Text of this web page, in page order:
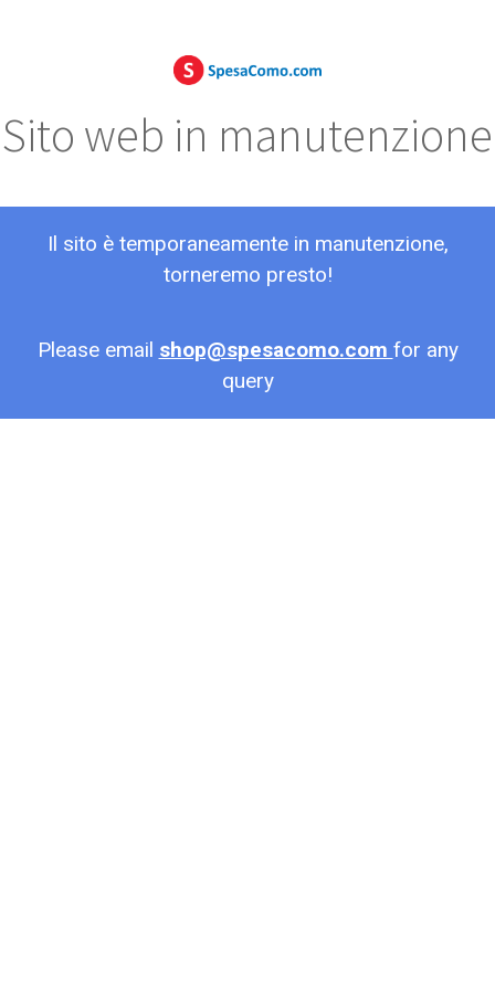
Sito web in manutenzione
Il sito è temporaneamente in manutenzione,
torneremo presto!
Please email shop@spesacomo.com for any
query